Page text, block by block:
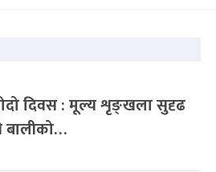
कोदो दिवस : मूल्य शृङ्खला सुदृढ
बालीको…